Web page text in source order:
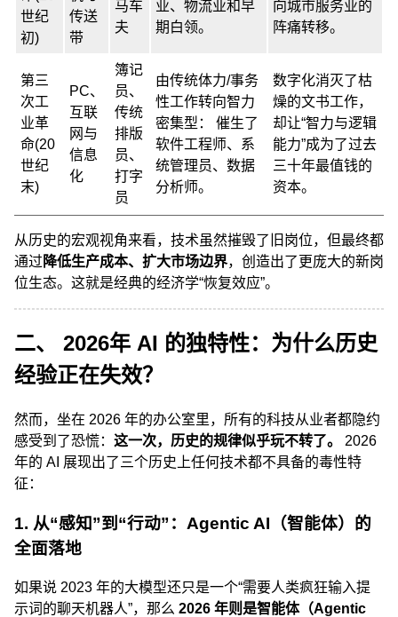
世纪
初)
传送
带
马车
夫
业、物流业和早
期白领。
向城市服务业的
阵痛转移。
第三
次工
业革
命(20
世纪
末)
PC、
互联
网与
信息
化
簿记
员、
传统
排版
员、
打字
员
由传统体力/事务
性工作转向智力
密集型： 催生了
软件工程师、系
统管理员、数据
分析师。
数字化消灭了枯
燥的文书工作，
却让“智力与逻辑
能力”成为了过去
三十年最值钱的
资本。
从历史的宏观视角来看，技术虽然摧毁了旧岗位，但最终都
通过 降低生产成本、扩大市场边界，创造出了更庞大的新岗
位生态。这就是经典的经济学“恢复效应”。
二、 2026年 AI 的独特性：为什么历史
经验正在失效？
然而，坐在 2026 年的办公室里，所有的科技从业者都隐约
感受到了恐慌： 这一次，历史的规律似乎玩不转了。
2026
年的 AI 展现出了三个历史上任何技术都不具备的毒性特
征：
1. 从“感知”到“行动”：Agentic AI（智能体）的
全面落地
如果说 2023 年的大模型还只是一个“需要人类疯狂输入提
示词的聊天机器人”，那么 2026 年则是智能体（Agentic